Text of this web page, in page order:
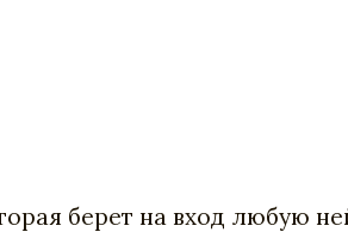
берет на вход любую